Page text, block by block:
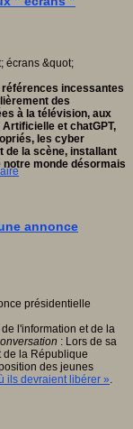
incessantes
des
à la télévision, aux
Artificielle et chatGPT,
les cyber
de la scène, installant
monde désormais
annonce
l'information et de la
: Lors de sa
de la République
des jeunes
ils devraient libérer »